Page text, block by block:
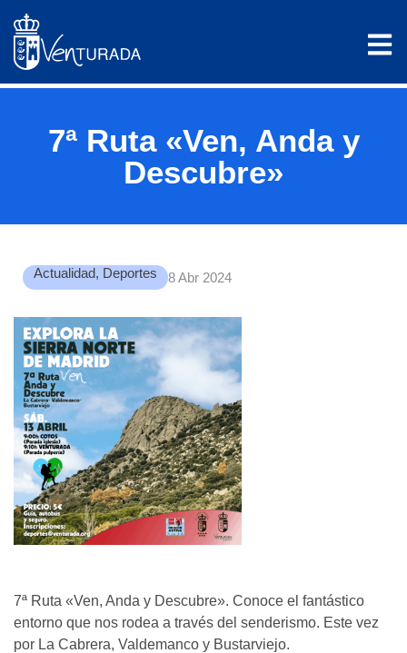
7ª Ruta «Ven, Anda y
Descubre»
Actualidad, Deportes 8 Abr 2024
7ª Ruta «Ven, Anda y Descubre». Conoce el fantástico
entorno que nos rodea a través del senderismo. Este vez
por La Cabrera, Valdemanco y Bustarviejo.